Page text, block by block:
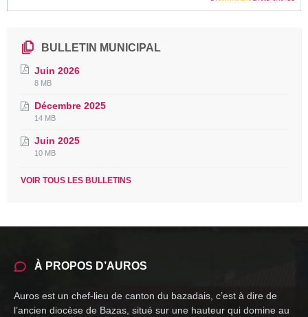
BULLETIN MUNICIPAL
Juin 2026
File
pdf
File
8 MB
Décembre 2025
File
pdf
File
14 MB
Juin 2025
File
pdf
File
10 MB
VOIR TOUS LES BULLETINS
À PROPOS D’AUROS
Auros est un chef-lieu de canton du bazadais, c’est à dire de
l’ancien diocèse de Bazas, situé sur une hauteur qui domine au